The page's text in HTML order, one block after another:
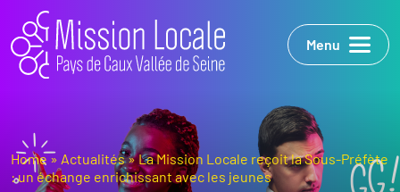
Menu
Home» Actualités»La Mission Locale reçoit la Sous-Préfète
: un échange enrichissant avec les jeunes